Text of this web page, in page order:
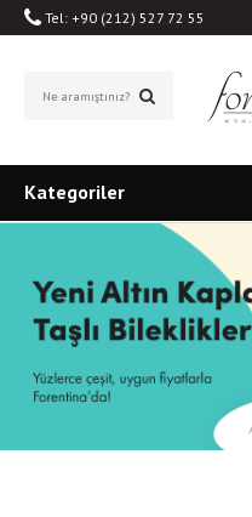
Tel: +90 (212) 527 72 55
Kategoriler